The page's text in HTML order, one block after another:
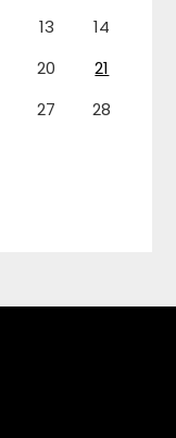
13
14
20
21
27
28